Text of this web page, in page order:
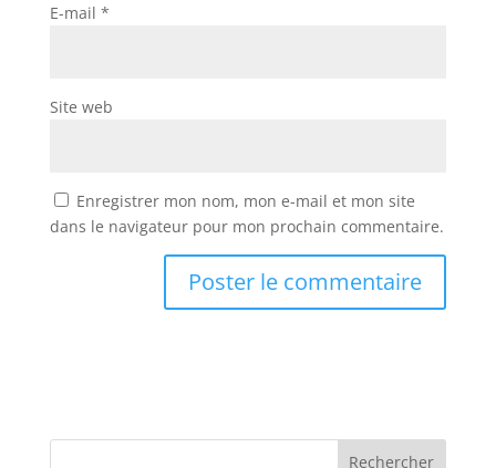
E-mail *
Site web
Enregistrer mon nom, mon e-mail et mon site
dans le navigateur pour mon prochain commentaire.